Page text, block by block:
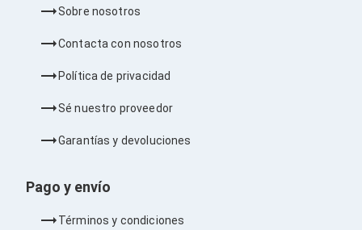
Bluetooth
Adaptadores Video DisplayPort
Adaptadores Video HDMI
Adaptadores Video DVI
Repetidores USB
Adaptadores Audio USB
Mouse
Sobre nosotros
Contacta con nosotros
Política de privacidad
Sé nuestro proveedor
Garantías y devoluciones
Pago y envío
Términos y condiciones